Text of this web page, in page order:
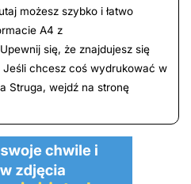
możesz szybko i łatwo
A4 z
się, że znajdujesz się
chcesz coś wydrukować w
Struga, wejdź na stronę